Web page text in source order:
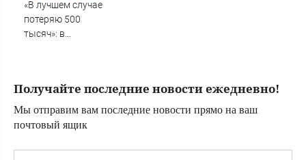
«В лучшем случае
потеряю 500
тысяч»: в
массовые
Получайте последние новости ежедневно!
Мы отправим вам последние новости прямо на ваш
почтовый ящик